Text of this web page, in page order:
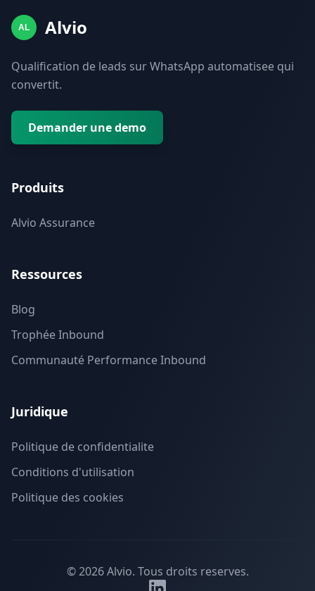
AL Alvio
Qualification de leads sur WhatsApp automatisee qui
convertit.
Demander une demo
Produits
Alvio Assurance
Ressources
Blog
Trophée Inbound
Communauté Performance Inbound
Juridique
Politique de confidentialite
Conditions d'utilisation
Politique des cookies
©2026Alvio. Tous droits reserves.